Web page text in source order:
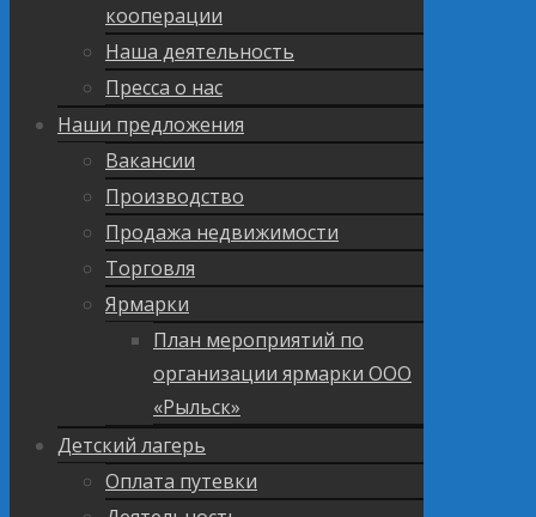
кооперации
Наша деятельность
Пресса о нас
Наши предложения
Вакансии
Производство
Продажа недвижимости
Торговля
Ярмарки
План мероприятий по
организации ярмарки ООО
«Рыльск»
Детский лагерь
Оплата путевки